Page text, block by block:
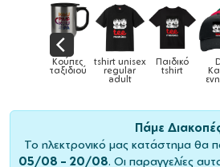
Κούπες
ταξιδιού
tshirt unisex
regular
adult
Παιδικό
tshirt
Πάμε
Το ηλεκτρονικό μας κατάστημα θα
05/08 – 20/08. Οι παραγγελίες